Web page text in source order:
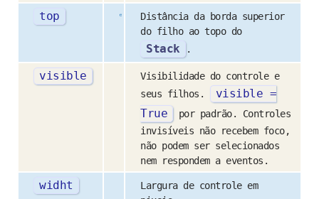
top
Distância da borda superior
do filho ao topo do
Stack .
visible
Visibilidade do controle e
seus filhos.
visible =
True
por padrão. Controles
invisíveis não recebem foco,
não podem ser selecionados
nem respondem a eventos.
widht
Largura de controle em